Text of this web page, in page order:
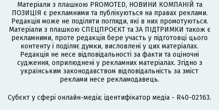
Матеріали з плашкою PROMOTED, НОВИНИ КОМПАНІЙ та
ПОЗИЦІЯ є рекламними та публікуються на правах реклами.
Редакція може не поділяти погляди, які в них промотуються.
Матеріали з плашкою СПЕЦПРОЄКТ та ЗА ПІДТРИМКИ також є
рекламними, проте редакція бере участь у підготовці цього
контенту і поділяє думки, висловлені у цих матеріалах.
Редакція не несе відповідальності за факти та оціночні
судження, оприлюднені у рекламних матеріалах. Згідно з
українським законодавством відповідальність за зміст
реклами несе рекламодавець.
Cубєкт у сфері онлайн-медіа; ідентифікатор медіа - R40-02163.